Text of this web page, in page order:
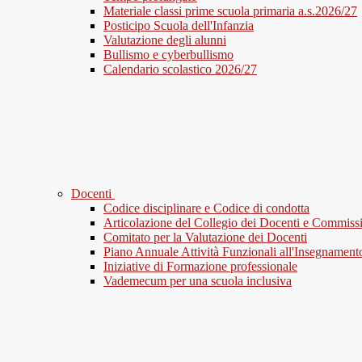
Materiale classi prime scuola primaria a.s.2026/27
Posticipo Scuola dell'Infanzia
Valutazione degli alunni
Bullismo e cyberbullismo
Calendario scolastico 2026/27
Docenti
Codice disciplinare e Codice di condotta
Articolazione del Collegio dei Docenti e
Comitato per la Valutazione dei Docenti
Piano Annuale Attività Funzionali
Iniziative di Formazione professionale
Vademecum per una scuola inclusiva